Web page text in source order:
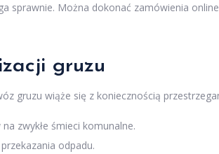
sprawnie. Można dokonać zamówienia
gruzu
gruzu wiąże się z koniecznością
zwykłe śmieci komunalne.
odpadu.